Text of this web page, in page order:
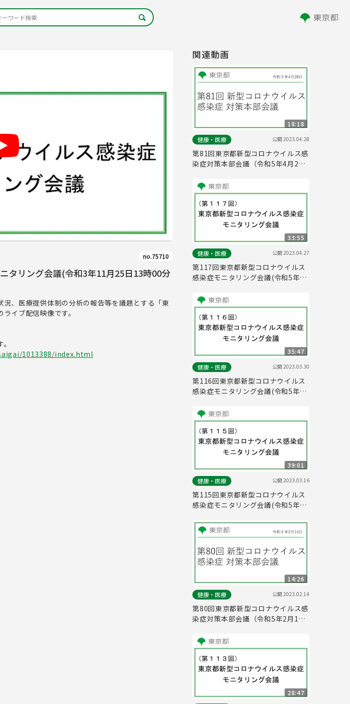
no.75710
タリング会議(令和3年11月25日13時00分
、医療提供体制の分析の報告等を議題とする「東
イブ配信映像です。
1013388/index.html
関連動画
18:18
健康・医療
公開2023.04.28
第81回東京都新型コロナウイルス感
染症対策本部会議（令和5年4月28
33:55
健康・医療
公開2023.04.27
第117回東京都新型コロナウイルス
感染症モニタリング会議(令和5年4
35:47
健康・医療
公開2023.03.30
第116回東京都新型コロナウイルス
感染症モニタリング会議(令和5年3
39:01
健康・医療
公開2023.03.16
第115回東京都新型コロナウイルス
感染症モニタリング会議(令和5年3
14:26
健康・医療
公開2023.02.14
第80回東京都新型コロナウイルス感
染症対策本部会議（令和5年2月14
28:47